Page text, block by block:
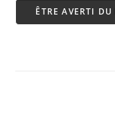
ÊTRE AVERTI